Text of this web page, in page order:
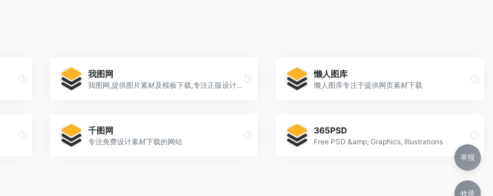
我图网
我图网,提供图片素材及模板下载,专注正版设计作品交易
懒人图库
懒人图库专注于提供网页素材下载
千图网
专注免费设计素材下载的网站
365PSD
Free PSD &amp; Graphics, Illustrations
举报
收录